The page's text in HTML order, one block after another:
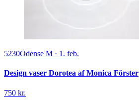
5230Odense M · 1. feb.
Design vaser Dorotea af Monica Förster
750 kr.